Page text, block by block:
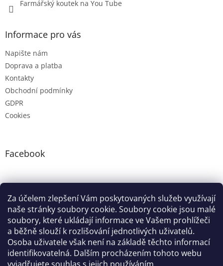
Za účelem zlepšení Vám poskytovaných služeb využívají
naše stránky soubory cookie. Soubory cookie jsou malé
soubory, které ukládají informace ve Vašem prohlížeči
a běžně slouží k rozlišování jednotlivých uživatelů.
Osoba uživatele však není na základě těchto informací
identifikovatelná. Dalším procházením tohoto webu
Farmářský koutek na You Tube
Informace pro vás
Napište nám
Doprava a platba
Kontakty
Obchodní podmínky
GDPR
Cookies
Facebook
Google nákupy Zboží.cz Heureka.cz Pradelkogm